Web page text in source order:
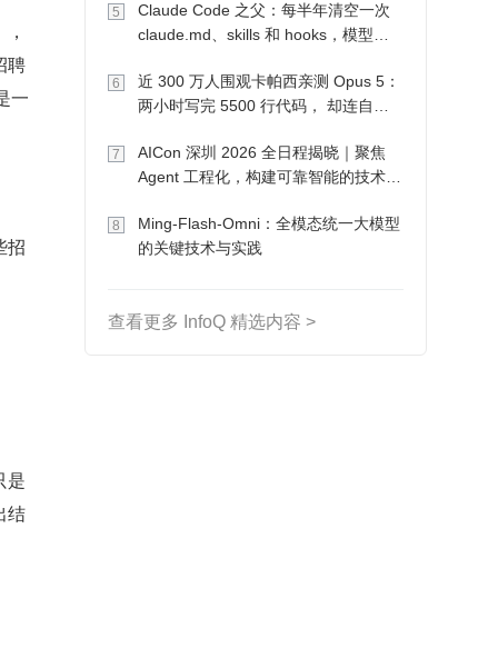
聘
一
招
是
结
5
Claude Code 之父：每半年清空一次
claude.md、skills 和 hooks，模型自
6
近 300 万人围观卡帕西亲测 Opus 5：
两小时写完 5500 行代码， 却连自己
7
AICon 深圳 2026 全日程揭晓｜聚焦
Agent 工程化，构建可靠智能的技术路
8
Ming-Flash-Omni：全模态统一大模型
的关键技术与实践
查看更多 InfoQ 精选内容 >